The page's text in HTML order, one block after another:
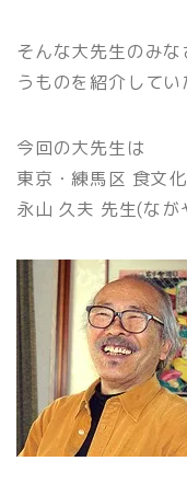
そんな大先生のみ
うものを紹介してい
今回の大先生は
東京・練馬区 食文
永山 久夫 先生(なが